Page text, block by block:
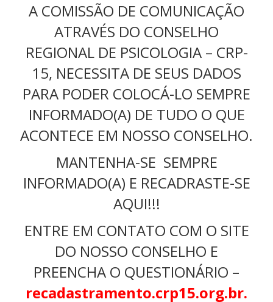
A COMISSÃO DE COMUNICAÇÃO
ATRAVÉS DO CONSELHO
REGIONAL DE PSICOLOGIA – CRP-
15, NECESSITA DE SEUS DADOS
PARA PODER COLOCÁ-LO SEMPRE
INFORMADO(A) DE TUDO O QUE
ACONTECE EM NOSSO CONSELHO.
MANTENHA-SE SEMPRE
INFORMADO(A) E RECADRASTE-SE
AQUI!!!
ENTRE EM CONTATO COM O SITE
DO NOSSO CONSELHO E
PREENCHA O QUESTIONÁRIO –
recadastramento.crp15.org.br.